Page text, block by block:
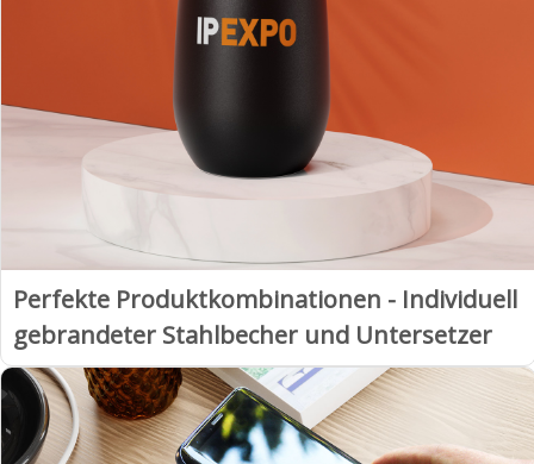
Perfekte Produktkombinationen - Individuell
gebrandeter Stahlbecher und Untersetzer